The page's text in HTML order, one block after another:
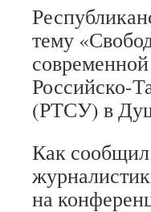
тему
Российско-
(РТСУ) в
Как
на